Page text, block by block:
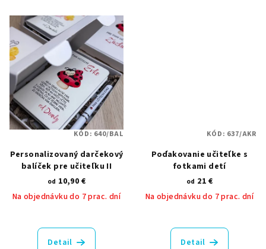
Personalizovaný darčekový
balíček pre učiteľku II
od 10,90 €
Na objednávku do 7 prac. dní
hodnotenie
produktu
Detail
KÓD: 640/BAL
Poďakovanie učiteľke s
fotkami detí
od 21 €
Na objednávku do 7 prac. dní
Detail
KÓD: 637/AKR